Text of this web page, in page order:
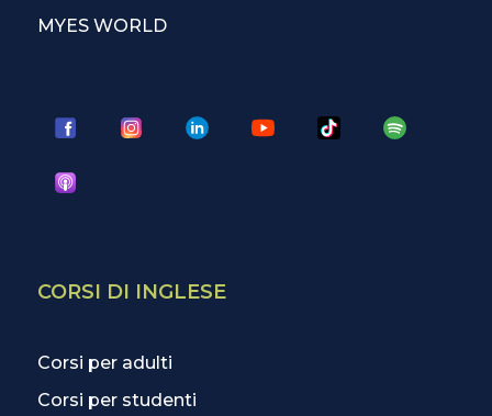
MYES WORLD
CORSI DI INGLESE
Corsi per adulti
Corsi per studenti